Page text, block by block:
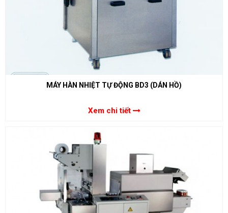
MÁY HÀN NHIỆT TỰ ĐỘNG BD3 (DÁN HỒ)
Xem chi tiết